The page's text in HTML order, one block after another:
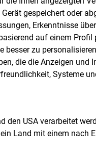
gespeichert oder
Erkenntnisse
auf einem Profil
zu
die die Anzeigen und
Systeme
USA verarbeitet
Land mit einem nach
E&M
zu
E&M